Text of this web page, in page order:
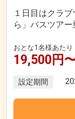
１日目はクラ
ら」バスツア
おとな1名様あたり
19,500円
設定期間